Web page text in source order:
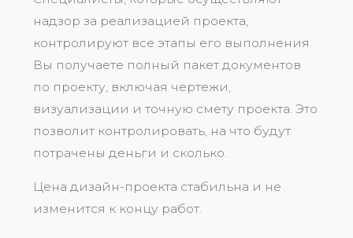
надзор за реализацией проекта,
контролируют все этапы его выполнения.
Вы получаете полный пакет документов
по проекту, включая чертежи,
визуализации и точную смету проекта. Это
позволит контролировать, на что будут
потрачены деньги и сколько.
Цена дизайн-проекта стабильна и не
изменится к концу работ.